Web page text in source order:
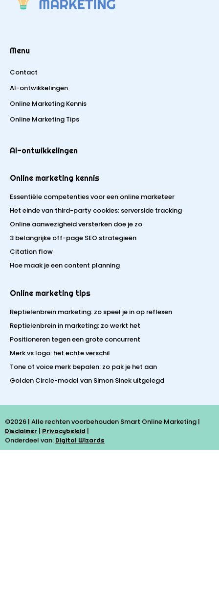
Menu
Contact
AI-ontwikkelingen
Online Marketing Kennis
Online Marketing Tips
AI-ontwikkelingen
Online marketing kennis
Essentiële competenties voor een online marketeer
Het einde van third-party cookies: serverside tracking
Online aanwezigheid versterken doe je zo
3 belangrijke off-page SEO strategieën
Citation flow
Hoe maak je een content planning
Online marketing tips
Reptielenbrein marketing: zo speel je in op reflexen
Reptielenbrein in marketing: zo werkt het
Positioneren tegen een grote concurrent
Merk vs logo: het echte verschil
Tone of voice merk bepalen: zo pak je het aan
Golden Circle-model van Simon Sinek uitgelegd
©2026 | Alle rechten voorbehouden Smart Online Marketing |
Disclaimer | Privacybeleid |
Onderdeel van: Digital Wizards